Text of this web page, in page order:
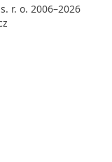
r. o. 2006–2026